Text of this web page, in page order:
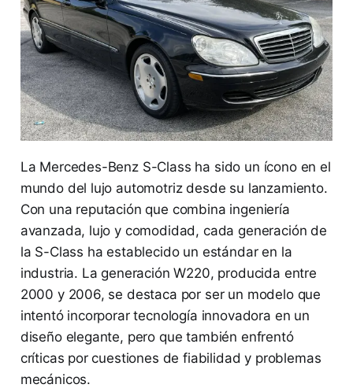
La Mercedes-Benz S-Class ha sido un ícono en el
mundo del lujo automotriz desde su lanzamiento.
Con una reputación que combina ingeniería
avanzada, lujo y comodidad, cada generación de
la S-Class ha establecido un estándar en la
industria. La generación W220, producida entre
2000 y 2006, se destaca por ser un modelo que
intentó incorporar tecnología innovadora en un
diseño elegante, pero que también enfrentó
críticas por cuestiones de fiabilidad y problemas
mecánicos.